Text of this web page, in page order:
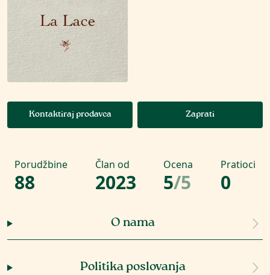
Kontaktiraj prodavca Zaprati
Porudžbine
88
Član od
2023
Ocena
5/5
Pratioci
0
O nama
Politika poslovanja